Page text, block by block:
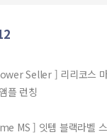
Seller ] 리리코스
플 런칭
MS ] 잇템 블랙라벨